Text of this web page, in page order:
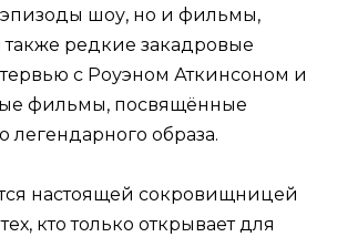
эпизоды шоу, но и фильмы,
также редкие закадровые
с Роуэном Аткинсоном и
фильмы, посвящённые
легендарного образа.
настоящей сокровищницей
кто только открывает для